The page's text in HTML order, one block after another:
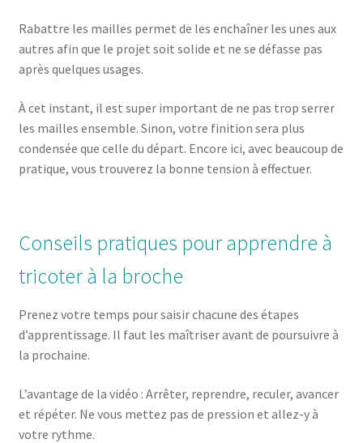
Rabattre les mailles permet de les enchaîner les unes aux
autres afin que le projet soit solide et ne se défasse pas
après quelques usages.
À cet instant, il est super important de ne pas trop serrer
les mailles ensemble. Sinon, votre finition sera plus
condensée que celle du départ. Encore ici, avec beaucoup de
pratique, vous trouverez la bonne tension à effectuer.
Conseils pratiques pour apprendre à
tricoter à la broche
Prenez votre temps pour saisir chacune des étapes
d’apprentissage. Il faut les maîtriser avant de poursuivre à
la prochaine.
L’avantage de la vidéo : Arrêter, reprendre, reculer, avancer
et répéter. Ne vous mettez pas de pression et allez-y à
votre rythme.